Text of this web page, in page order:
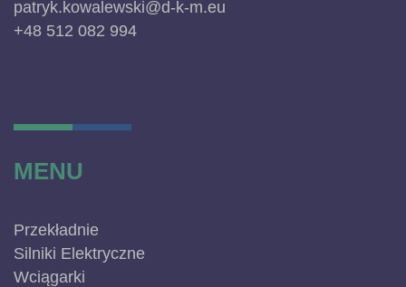
patryk.kowalewski@d-k-m.eu
+48 512 082 994
MENU
Przekładnie
Silniki Elektryczne
Wciągarki